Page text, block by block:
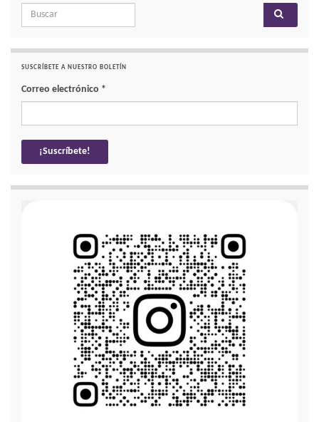
Search for:
SUSCRÍBETE A NUESTRO BOLETÍN
Correo electrónico *